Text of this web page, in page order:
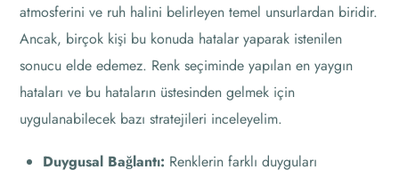
atmosferini ve ruh halini belirleyen temel unsurlardan biridir.
Ancak, birçok kişi bu konuda hatalar yaparak istenilen
sonucu elde edemez. Renk seçiminde yapılan en yaygın
hataları ve bu hataların üstesinden gelmek için
uygulanabilecek bazı stratejileri inceleyelim.
Duygusal Bağlantı: Renklerin farklı duyguları